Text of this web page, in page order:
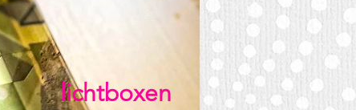
lichtboxen